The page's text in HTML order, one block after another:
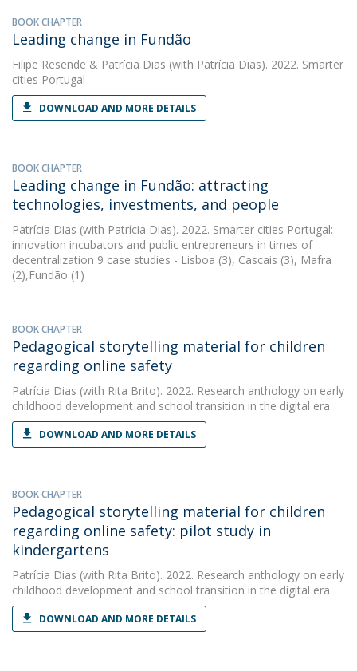
BOOK CHAPTER
Leading change in Fundão
Filipe Resende & Patrícia Dias (with Patrícia Dias). 2022. Smarter
cities Portugal
DOWNLOAD AND MORE DETAILS
BOOK CHAPTER
Leading change in Fundão: attracting
technologies, investments, and people
Patrícia Dias (with Patrícia Dias). 2022. Smarter cities Portugal:
innovation incubators and public entrepreneurs in times of
decentralization 9 case studies - Lisboa (3), Cascais (3), Mafra
(2),Fundão (1)
BOOK CHAPTER
Pedagogical storytelling material for children
regarding online safety
Patrícia Dias (with Rita Brito). 2022. Research anthology on early
childhood development and school transition in the digital era
DOWNLOAD AND MORE DETAILS
BOOK CHAPTER
Pedagogical storytelling material for children
regarding online safety: pilot study in
kindergartens
Patrícia Dias (with Rita Brito). 2022. Research anthology on early
childhood development and school transition in the digital era
DOWNLOAD AND MORE DETAILS